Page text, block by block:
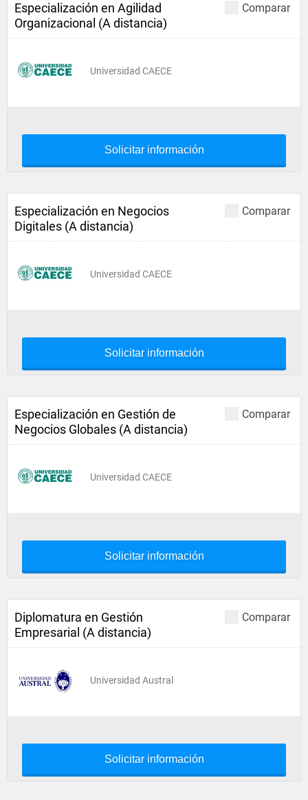
Comparar
Especialización en Agilidad
Organizacional (A distancia)
Universidad CAECE
Solicitar información
Comparar
Especialización en Negocios
Digitales (A distancia)
Universidad CAECE
Solicitar información
Comparar
Especialización en Gestión de
Negocios Globales (A distancia)
Universidad CAECE
Solicitar información
Comparar
Diplomatura en Gestión
Empresarial (A distancia)
Universidad Austral
Solicitar información